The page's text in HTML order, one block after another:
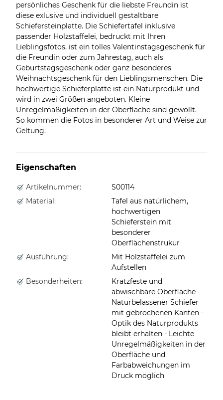
persönliches Geschenk für die liebste Freundin ist
diese exlusive und individuell gestaltbare
Schiefersteinplatte. Die Schiefertafel inklusive
passender Holzstaffelei, bedruckt mit Ihren
Lieblingsfotos, ist ein tolles Valentinstagsgeschenk für
die Freundin oder zum Jahrestag, auch als
Geburtstagsgeschenk oder ganz besonderes
Weihnachtsgeschenk für den Lieblingsmenschen. Die
hochwertige Schieferplatte ist ein Naturprodukt und
wird in zwei Größen angeboten. Kleine
Unregelmäßigkeiten in der Oberfläche sind gewollt.
So kommen die Fotos in besonderer Art und Weise zur
Geltung.
Eigenschaften
Artikelnummer:
S00114
Material:
Tafel aus natürlichem,
hochwertigen
Schieferstein mit
besonderer
Oberflächenstrukur
Ausführung:
Mit Holzstaffelei zum
Aufstellen
Besonderheiten:
Kratzfeste und
abwischbare Oberfläche -
Naturbelassener Schiefer
mit gebrochenen Kanten -
Optik des Naturprodukts
bleibt erhalten - Leichte
Unregelmäßigkeiten in der
Oberfläche und
Farbabweichungen im
Druck möglich